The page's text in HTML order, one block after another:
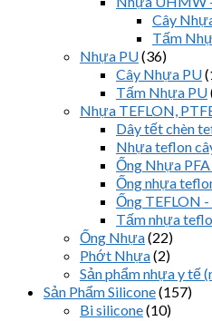
Cây
Tấm
Nhựa PU(36)
Cây Nhựa PU
Tấm Nhựa PU
Nhựa TEFLON,
Dây tết chèn
Nhựa teflon
Ống Nhựa
Ống nhựa
Ống TEFLON
Tấm nhựa
Ống Nhựa(22)
Phớt Nhựa(2)
Sản phẩm nhựa y tế
Sản Phẩm Silicone(157)
Bi silicone(10)